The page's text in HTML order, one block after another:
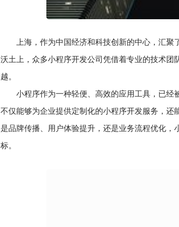
上海，作为中国经济和科技创新的中心，汇
沃土上，众多小程序开发公司凭借着专业的技术
越。
小程序作为一种轻便、高效的应用工具，已经
不仅能够为企业提供定制化的小程序开发服务，
是品牌传播、用户体验提升，还是业务流程优化
标。